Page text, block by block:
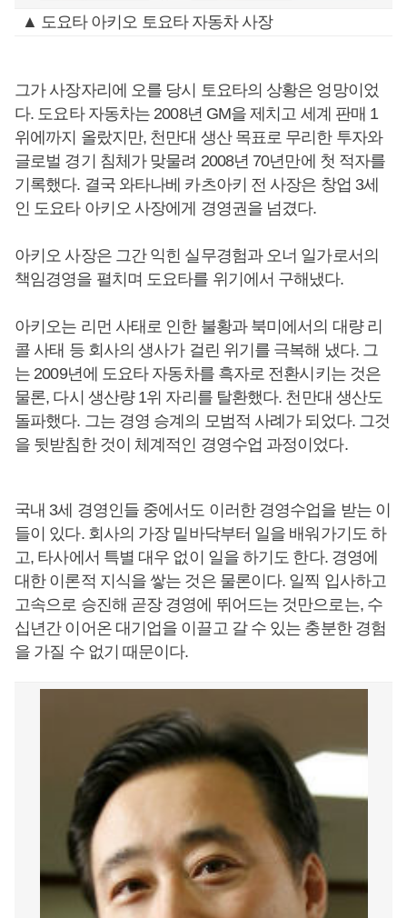
▲ 도요타 아키오 토요타 자동차 사장
그가 사장자리에 오를 당시 토요타의 상황은 엉망이었
다. 도요타 자동차는 2008년 GM을 제치고 세계 판매 1
위에까지 올랐지만, 천만대 생산 목표로 무리한 투자와
글로벌 경기 침체가 맞물려 2008년 70년만에 첫 적자를
기록했다. 결국 와타나베 카츠아키 전 사장은 창업 3세
인 도요타 아키오 사장에게 경영권을 넘겼다.
아키오 사장은 그간 익힌 실무경험과 오너 일가로서의
책임경영을 펼치며 도요타를 위기에서 구해냈다.
아키오는 리먼 사태로 인한 불황과 북미에서의 대량 리
콜 사태 등 회사의 생사가 걸린 위기를 극복해 냈다. 그
는 2009년에 도요타 자동차를 흑자로 전환시키는 것은
물론, 다시 생산량 1위 자리를 탈환했다. 천만대 생산도
돌파했다. 그는 경영 승계의 모범적 사례가 되었다. 그것
을 뒷받침한 것이 체계적인 경영수업 과정이었다.
국내 3세 경영인들 중에서도 이러한 경영수업을 받는 이
들이 있다. 회사의 가장 밑바닥부터 일을 배워가기도 하
고, 타사에서 특별 대우 없이 일을 하기도 한다. 경영에
대한 이론적 지식을 쌓는 것은 물론이다. 일찍 입사하고
고속으로 승진해 곧장 경영에 뛰어드는 것만으로는, 수
십년간 이어온 대기업을 이끌고 갈 수 있는 충분한 경험
을 가질 수 없기 때문이다.